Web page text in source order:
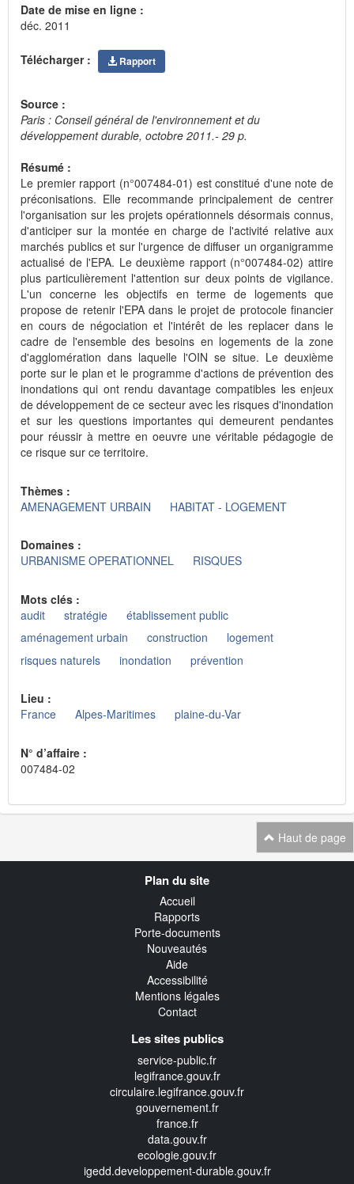
Date de mise en ligne :
déc. 2011
Télécharger : Rapport
Source :
Paris : Conseil général de l'environnement et du
développement durable, octobre 2011.- 29 p.
Résumé :
Le premier rapport (n°007484-01) est constitué d'une note de
préconisations. Elle recommande principalement de centrer
l'organisation sur les projets opérationnels désormais connus,
d'anticiper sur la montée en charge de l'activité relative aux
marchés publics et sur l'urgence de diffuser un organigramme
actualisé de l'EPA. Le deuxième rapport (n°007484-02) attire
plus particulièrement l'attention sur deux points de vigilance.
L'un concerne les objectifs en terme de logements que
propose de retenir l'EPA dans le projet de protocole financier
en cours de négociation et l'intérêt de les replacer dans le
cadre de l'ensemble des besoins en logements de la zone
d'agglomération dans laquelle l'OIN se situe. Le deuxième
porte sur le plan et le programme d'actions de prévention des
inondations qui ont rendu davantage compatibles les enjeux
de développement de ce secteur avec les risques d'inondation
et sur les questions importantes qui demeurent pendantes
pour réussir à mettre en oeuvre une véritable pédagogie de
ce risque sur ce territoire.
Thèmes :
AMENAGEMENT URBAIN
HABITAT - LOGEMENT
Domaines :
URBANISME OPERATIONNEL
RISQUES
Mots clés :
audit
stratégie
établissement public
aménagement urbain
construction
logement
risques naturels
inondation prévention
Lieu :
France
Alpes-Maritimes plaine-du-Var
N° d’affaire :
007484-02
Haut de page
Plan du site
Accueil
Rapports
Porte-documents
Nouveautés
Aide
Accessibilité
Mentions légales
Contact
Les sites publics
service-public.fr
legifrance.gouv.fr
circulaire.legifrance.gouv.fr
gouvernement.fr
france.fr
data.gouv.fr
ecologie.gouv.fr
igedd.developpement-durable.gouv.fr